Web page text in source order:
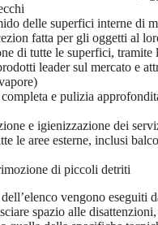
delle superfici interne di
fatta per gli oggetti al
di tutte le superfici, tramite
leader sul mercato e
completa e pulizia
e igienizzazione dei
le aree esterne, inclusi
di piccoli detriti
vengono eseguiti
spazio alle